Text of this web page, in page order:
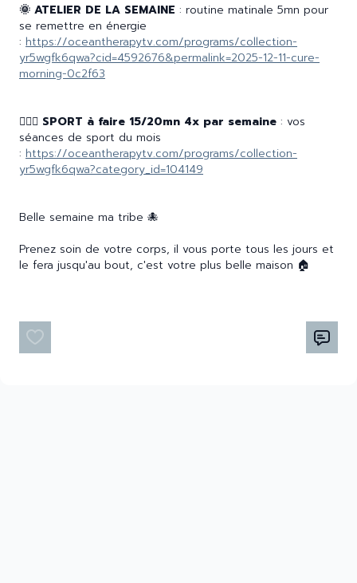
🌞 ATELIER DE LA SEMAINE : routine matinale 5mn pour
se remettre en énergie
: https://oceantherapytv.com/programs/collection-
yr5wgfk6qwa?cid=4592676&permalink=2025-12-11-cure-
morning-0c2f63
🤸🏽‍♀️ SPORT à faire 15/20mn 4x par semaine : vos
séances de sport du mois
: https://oceantherapytv.com/programs/collection-
yr5wgfk6qwa?category_id=104149
Belle semaine ma tribe 🐙
Prenez soin de votre corps, il vous porte tous les jours et
le fera jusqu'au bout, c'est votre plus belle maison 🏠